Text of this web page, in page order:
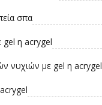
σπα
gel η acrygel
νυχιών με gel η acrygel